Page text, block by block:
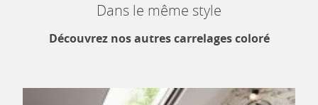
Dans le même style
Découvrez nos autres carrelages coloré